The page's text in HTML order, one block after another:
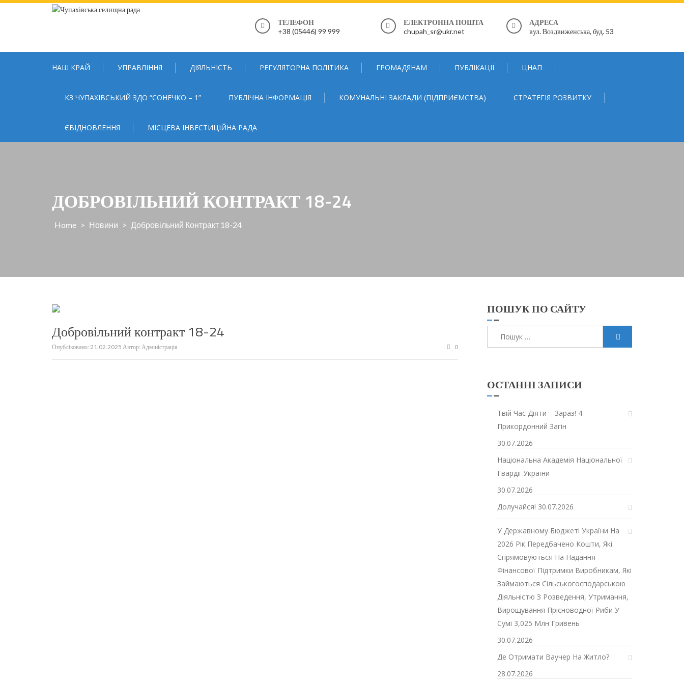
Skip
ТЕЛЕФОН
+38 (05446) 99 999
ЕЛЕКТРОННА ПОШТА
chupah_sr@ukr.net
АДРЕСА
вул. Воздвиженська, буд. 53
НАШ КРАЙ УПРАВЛІННЯ ДІЯЛЬНІСТЬ РЕГУЛЯТОРНА ПОЛІТИКА ГРОМАДЯНАМ ПУБЛІКАЦІЇ ЦНАП
КЗ ЧУПАХІВСЬКИЙ ЗДО “СОНЕЧКО – 1” ПУБЛІЧНА ІНФОРМАЦІЯ КОМУНАЛЬНІ ЗАКЛАДИ (ПІДПРИЄМСТВА) СТРАТЕГІЯ РОЗВИТКУ
ЄВІДНОВЛЕННЯ МІСЦЕВА ІНВЕСТИЦІЙНА РАДА
ДОБРОВІЛЬНИЙ КОНТРАКТ 18-24
Home > Новини > Добровільний Контракт 18-24
Добровільний контракт 18-24
Опубліковано: 21.02.2025 Автор: Адміністрація 0
ПОШУК ПО САЙТУ
ОСТАННІ ЗАПИСИ
Твій Час Діяти – Зараз! 4
Прикордонний Загін
30.07.2026
Національна Академія Національної
Гвардії України
30.07.2026
Долучайся! 30.07.2026
У Державному Бюджеті України На
2026 Рік Передбачено Кошти, Які
Спрямовуються На Надання
Фінансової Підтримки Виробникам, Які
Займаються Сільськогосподарською
Діяльністю З Розведення, Утримання,
Вирощування Прісноводної Риби У
Сумі 3,025 Млн Гривень
30.07.2026
Де Отримати Ваучер На Житло?
28.07.2026